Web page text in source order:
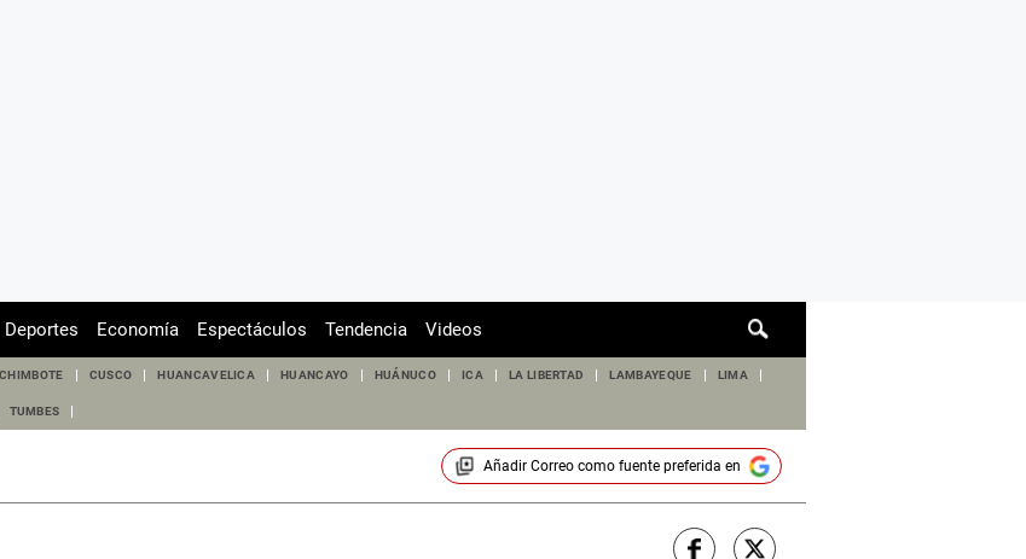
de
Deportes Economía Espectáculos Tendencia Videos
CHIMBOTE CUSCO HUANCAVELICA HUANCAYO HUÁNUCO ICA LA LIBERTAD LAMBAYEQUE LIMA
TUMBES
Añadir Correocomo fuente preferida en